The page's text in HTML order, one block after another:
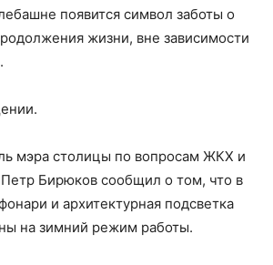
появится символ заботы о
жизни, вне зависимости
мэра столицы по вопросам ЖКХ и
Петр Бирюков сообщил о том, что в
и архитектурная подсветка
на зимний режим работы.